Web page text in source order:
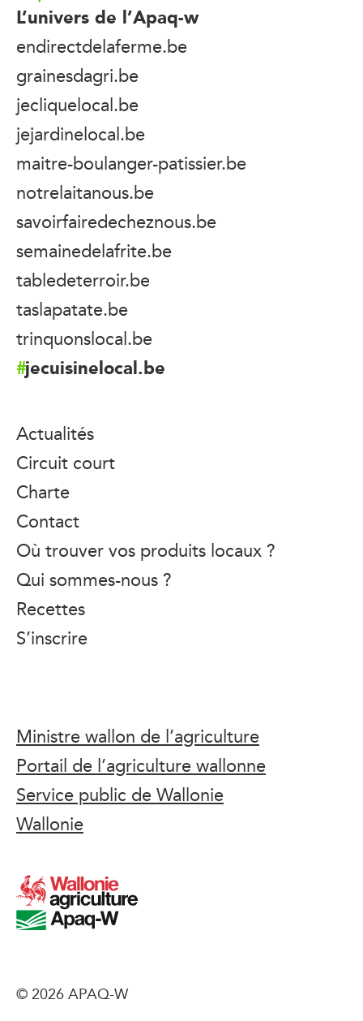
L’univers de l’Apaq-w
endirectdelaferme.be
grainesdagri.be
jecliquelocal.be
jejardinelocal.be
maitre-boulanger-patissier.be
notrelaitanous.be
savoirfairedecheznous.be
semainedelafrite.be
tabledeterroir.be
taslapatate.be
trinquonslocal.be
jecuisinelocal.be
Actualités
Circuit court
Charte
Contact
Où trouver vos produits locaux ?
Qui sommes-nous ?
Recettes
S’inscrire
Ministre wallon de l’agriculture
Portail de l’agriculture wallonne
Service public de Wallonie
Wallonie
© 2026 APAQ-W